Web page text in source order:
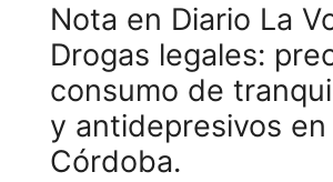
Nota en Diario La
Drogas legales:
consumo de
y antidepresivos en
Córdoba.